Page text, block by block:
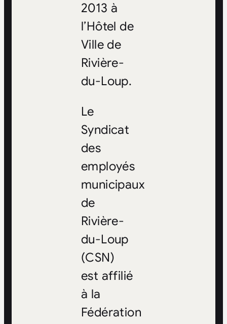
2013 à
l’Hôtel de
Ville de
Rivière-
du-Loup.
Le
Syndicat
des
employés
municipaux
de
Rivière-
du-Loup
(CSN)
est affilié
à la
Fédération